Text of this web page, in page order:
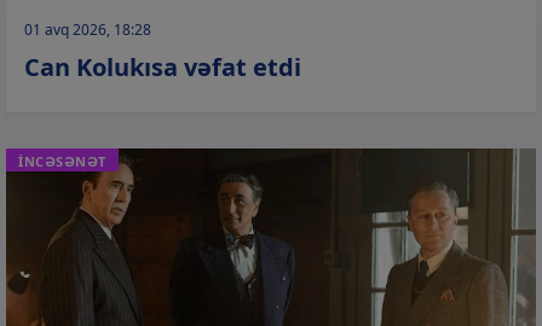
01 avq 2026, 18:28
Can Kolukısa vəfat etdi
İNCƏSƏNƏT